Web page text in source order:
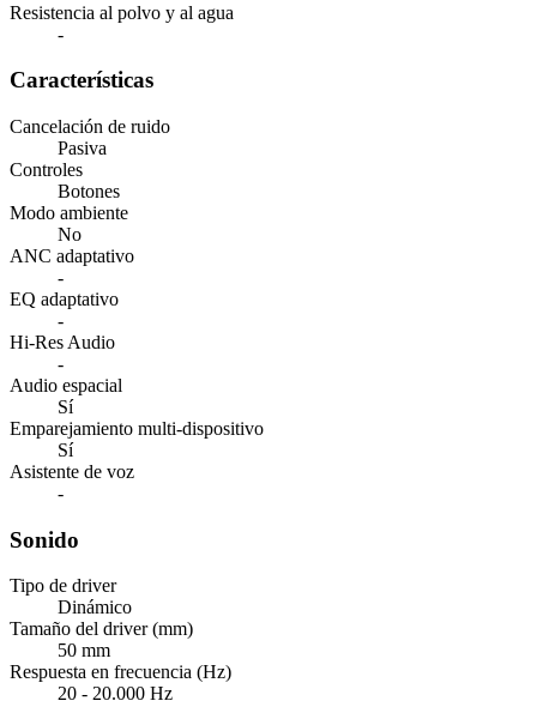
Resistencia al polvo y al agua
-
Características
Cancelación de ruido
Pasiva
Controles
Botones
Modo ambiente
No
ANC adaptativo
-
EQ adaptativo
-
Hi-Res Audio
-
Audio espacial
Sí
Emparejamiento multi-dispositivo
Sí
Asistente de voz
-
Sonido
Tipo de driver
Dinámico
Tamaño del driver (mm)
50 mm
Respuesta en frecuencia (Hz)
20 - 20.000 Hz